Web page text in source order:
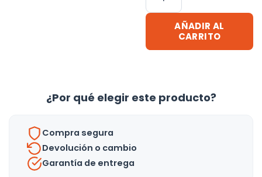
Para
Mascotas
Gruesa
Con
Uh
AÑADIR AL
CARRITO
¿Por qué elegir este producto?
Compra segura
Devolución o cambio
Garantía de entrega